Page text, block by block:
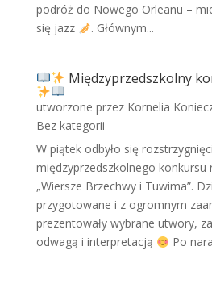
podróż do Nowego Orleanu –
się jazz
. Głównym...
Międzyprzedszkolny
utworzone przez Kornelia
Bez kategorii
W piątek odbyło się
międzyprzedszkolnego konkursu
„Wiersze Brzechwy i Tuwima”.
przygotowane i z ogromnym
prezentowały wybrane utwory,
odwagą i interpretacją
Po